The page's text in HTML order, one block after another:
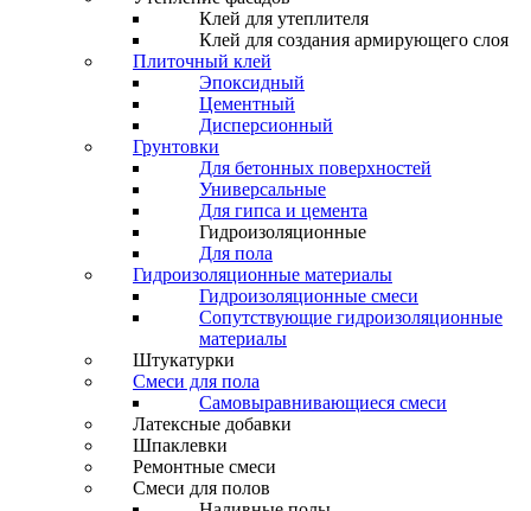
Клей для утеплителя
Клей для создания армирующего слоя
Плиточный клей
Эпоксидный
Цементный
Дисперсионный
Грунтовки
Для бетонных поверхностей
Универсальные
Для гипса и цемента
Гидроизоляционные
Для пола
Гидроизоляционные материалы
Гидроизоляционные смеси
Сопутствующие гидроизоляционные
материалы
Штукатурки
Смеси для пола
Самовыравнивающиеся смеси
Латексные добавки
Шпаклевки
Ремонтные смеси
Смеси для полов